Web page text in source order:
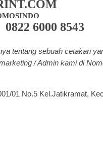
6000 8543
tentang sebuah cetakan
/ Admin kami di
01 No.5 Kel.Jatikramat,